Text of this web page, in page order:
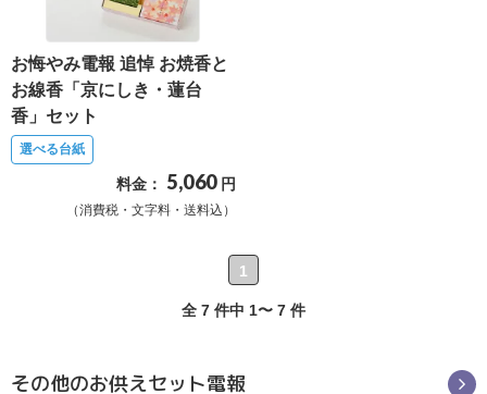
ュ
ル・
お悔やみ電報 追悼 お焼香と
お線香「京にしき・蓮台
香」セット
選べる台紙
料金： 5,060 円
（消費税・文字料・送料込）
1
全 7 件中 1〜 7 件
その他のお供えセット電報